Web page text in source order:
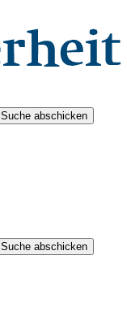
Suche abschicken
Suche abschicken